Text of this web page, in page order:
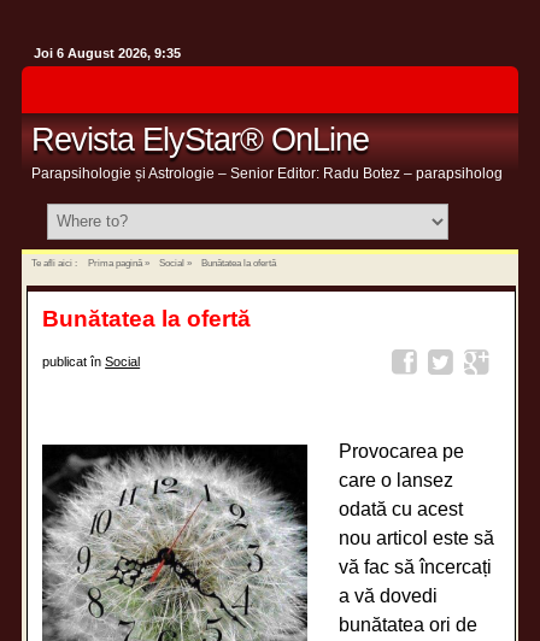
Joi 6 August 2026, 9:35
Revista ElyStar® OnLine
Parapsihologie și Astrologie – Senior Editor: Radu Botez – parapsiholog
Te afli aici : Prima pagină» Social» Bunătatea la ofertă
Bunătatea la ofertă
publicat înSocial
Provocarea pe
care o lansez
odată cu acest
nou articol este să
vă fac să încercați
a vă dovedi
bunătatea ori de